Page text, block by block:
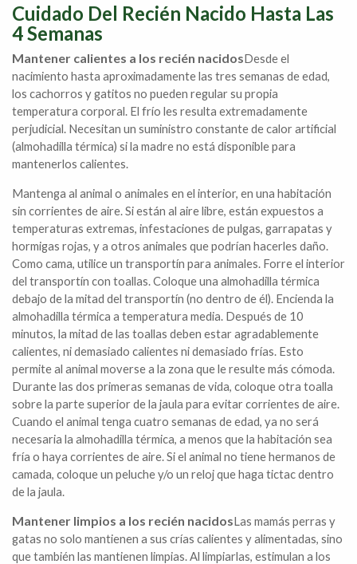
Cuidado Del Recién Nacido Hasta Las
4 Semanas
Mantener calientes a los recién nacidosDesde el
nacimiento hasta aproximadamente las tres semanas de edad,
los cachorros y gatitos no pueden regular su propia
temperatura corporal. El frío les resulta extremadamente
perjudicial. Necesitan un suministro constante de calor artificial
(almohadilla térmica) si la madre no está disponible para
mantenerlos calientes.
Mantenga al animal o animales en el interior, en una habitación
sin corrientes de aire. Si están al aire libre, están expuestos a
temperaturas extremas, infestaciones de pulgas, garrapatas y
hormigas rojas, y a otros animales que podrían hacerles daño.
Como cama, utilice un transportín para animales. Forre el interior
del transportín con toallas. Coloque una almohadilla térmica
debajo de la mitad del transportín (no dentro de él). Encienda la
almohadilla térmica a temperatura media. Después de 10
minutos, la mitad de las toallas deben estar agradablemente
calientes, ni demasiado calientes ni demasiado frías. Esto
permite al animal moverse a la zona que le resulte más cómoda.
Durante las dos primeras semanas de vida, coloque otra toalla
sobre la parte superior de la jaula para evitar corrientes de aire.
Cuando el animal tenga cuatro semanas de edad, ya no será
necesaria la almohadilla térmica, a menos que la habitación sea
fría o haya corrientes de aire. Si el animal no tiene hermanos de
camada, coloque un peluche y/o un reloj que haga tictac dentro
de la jaula.
Mantener limpios a los recién nacidosLas mamás perras y
gatas no solo mantienen a sus crías calientes y alimentadas, sino
que también las mantienen limpias. Al limpiarlas, estimulan a los